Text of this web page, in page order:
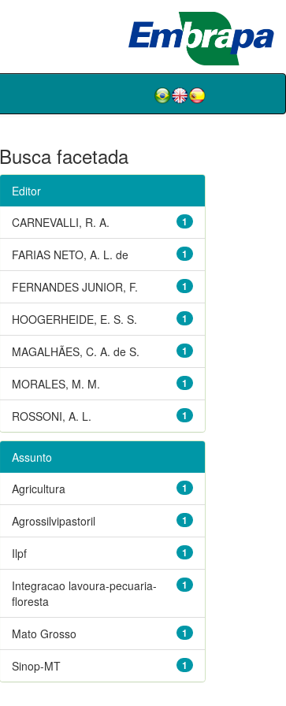
Busca facetada
Editor
1
CARNEVALLI, R. A.
1
FARIAS NETO, A. L. de
1
FERNANDES JUNIOR, F.
1
HOOGERHEIDE, E. S. S.
1
MAGALHÃES, C. A. de S.
1
MORALES, M. M.
1
ROSSONI, A. L.
Assunto
1
Agricultura
1
Agrossilvipastoril
1
Ilpf
1
Integracao lavoura-pecuaria-
floresta
1
Mato Grosso
1
Sinop-MT